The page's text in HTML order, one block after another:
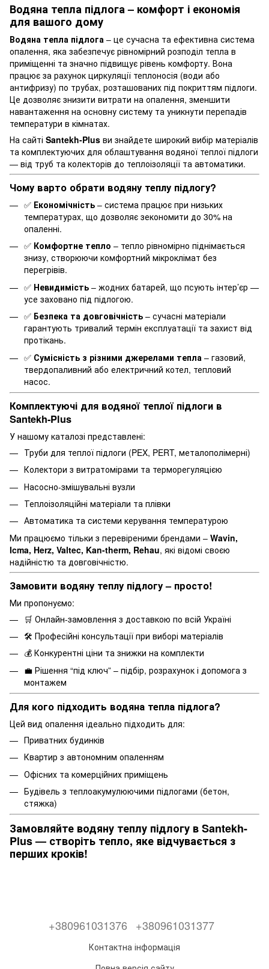
Водяна тепла підлога – комфорт і економія
для вашого дому
Водяна тепла підлога – це сучасна та ефективна система
опалення, яка забезпечує рівномірний розподіл тепла в
приміщенні та значно підвищує рівень комфорту. Вона
працює за рахунок циркуляції теплоносія (води або
антифризу) по трубах, розташованих під покриттям підлоги.
Це дозволяє знизити витрати на опалення, зменшити
навантаження на основну систему та уникнути перепадів
температури в кімнатах.
На сайті Santekh-Plus ви знайдете широкий вибір матеріалів
та комплектуючих для облаштування водяної теплої підлоги
— від труб та колекторів до теплоізоляції та автоматики.
Чому варто обрати водяну теплу підлогу?
✅ Економічність – система працює при низьких
температурах, що дозволяє зекономити до 30% на
опаленні.
✅ Комфортне тепло – тепло рівномірно піднімається
знизу, створюючи комфортний мікроклімат без
перегрівів.
✅ Невидимість – жодних батарей, що псують інтер’єр —
усе заховано під підлогою.
✅ Безпека та довговічність – сучасні матеріали
гарантують тривалий термін експлуатації та захист від
протікань.
✅ Сумісність з різними джерелами тепла – газовий,
твердопаливний або електричний котел, тепловий
насос.
Комплектуючі для водяної теплої підлоги в
Santekh-Plus
У нашому каталозі представлені:
Труби для теплої підлоги (PEX, PERT, металополімерні)
Колектори з витратомірами та терморегуляцією
Насосно-змішувальні вузли
Теплоізоляційні матеріали та плівки
Автоматика та системи керування температурою
Ми працюємо тільки з перевіреними брендами – Wavin,
Icma, Herz, Valtec, Kan-therm, Rehau, які відомі своєю
надійністю та довговічністю.
Замовити водяну теплу підлогу – просто!
Ми пропонуємо:
🛒 Онлайн-замовлення з доставкою по всій Україні
🛠️ Професійні консультації при виборі матеріалів
💰 Конкурентні ціни та знижки на комплекти
💼 Рішення “під ключ” – підбір, розрахунок і допомога з
монтажем
Для кого підходить водяна тепла підлога?
Цей вид опалення ідеально підходить для:
Приватних будинків
Квартир з автономним опаленням
Офісних та комерційних приміщень
Будівель з теплоакумулюючими підлогами (бетон,
стяжка)
Замовляйте водяну теплу підлогу в Santekh-
Plus — створіть тепло, яке відчувається з
перших кроків!
+380961031376 +380961031377
Контактна інформація